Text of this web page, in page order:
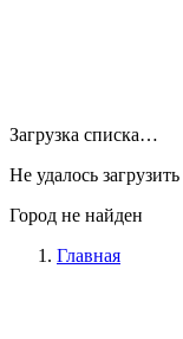
Загрузка списка…
Не удалось
Город не найден
Главная